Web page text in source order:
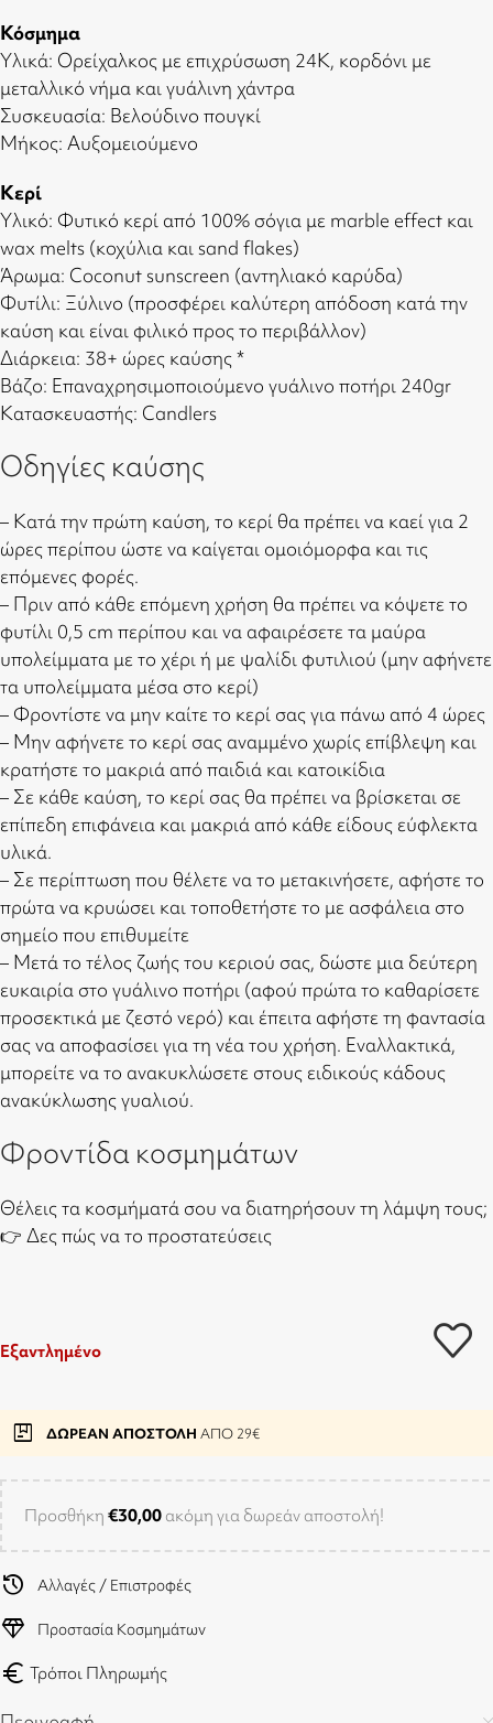
Κόσμημα
Υλικά: Ορείχαλκος με επιχρύσωση 24Κ, κορδόνι με
μεταλλικό νήμα και γυάλινη χάντρα
Συσκευασία: Βελούδινο πουγκί
Μήκος: Αυξομειούμενο
Κερί
Υλικό: Φυτικό κερί από 100% σόγια με marble effect και
wax melts (κοχύλια και sand flakes)
Άρωμα: Coconut sunscreen (αντηλιακό καρύδα)
Φυτίλι: Ξύλινο (προσφέρει καλύτερη απόδοση κατά την
καύση και είναι φιλικό προς το περιβάλλον)
Διάρκεια: 38+ ώρες καύσης *
Βάζο: Επαναχρησιμοποιούμενο γυάλινο ποτήρι 240gr
Κατασκευαστής: Candlers
Οδηγίες καύσης
– Κατά την πρώτη καύση, το κερί θα πρέπει να καεί για 2
ώρες περίπου ώστε να καίγεται ομοιόμορφα και τις
επόμενες φορές.
– Πριν από κάθε επόμενη χρήση θα πρέπει να κόψετε το
φυτίλι 0,5 cm περίπου και να αφαιρέσετε τα μαύρα
υπολείμματα με το χέρι ή με ψαλίδι φυτιλιού (μην αφήνετε
τα υπολείμματα μέσα στο κερί)
– Φροντίστε να μην καίτε το κερί σας για πάνω από 4 ώρες
– Μην αφήνετε το κερί σας αναμμένο χωρίς επίβλεψη και
κρατήστε το μακριά από παιδιά και κατοικίδια
– Σε κάθε καύση, το κερί σας θα πρέπει να βρίσκεται σε
επίπεδη επιφάνεια και μακριά από κάθε είδους εύφλεκτα
υλικά.
– Σε περίπτωση που θέλετε να το μετακινήσετε, αφήστε το
πρώτα να κρυώσει και τοποθετήστε το με ασφάλεια στο
σημείο που επιθυμείτε
– Μετά το τέλος ζωής του κεριού σας, δώστε μια δεύτερη
ευκαιρία στο γυάλινο ποτήρι (αφού πρώτα το καθαρίσετε
προσεκτικά με ζεστό νερό) και έπειτα αφήστε τη φαντασία
σας να αποφασίσει για τη νέα του χρήση. Εναλλακτικά,
μπορείτε να το ανακυκλώσετε στους ειδικούς κάδους
ανακύκλωσης γυαλιού.
Φροντίδα κοσμημάτων
Θέλεις τα κοσμήματά σου να διατηρήσουν τη λάμψη τους;
👉 Δες πώς να το προστατεύσεις
Εξαντλημένο
package ΔΩΡΕΑΝ ΑΠΟΣΤΟΛΗ ΑΠΟ 29€
Προσθήκη €30,00 ακόμη για δωρεάν αποστολή!
history Αλλαγές / Επιστροφές
diamond Προστασία Κοσμημάτων
euro Τρόποι Πληρωμής